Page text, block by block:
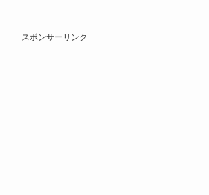
スポンサーリンク